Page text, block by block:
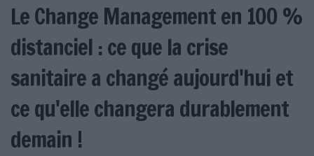
LES NEWSLETTERS
LE MAGAZINE
LES BASES DE DONNÉES
L'ESPACE EMPLOI
Le Change Management en 100 %
distanciel : ce que la crise
sanitaire a changé aujourd'hui et
ce qu'elle changera durablement
demain !